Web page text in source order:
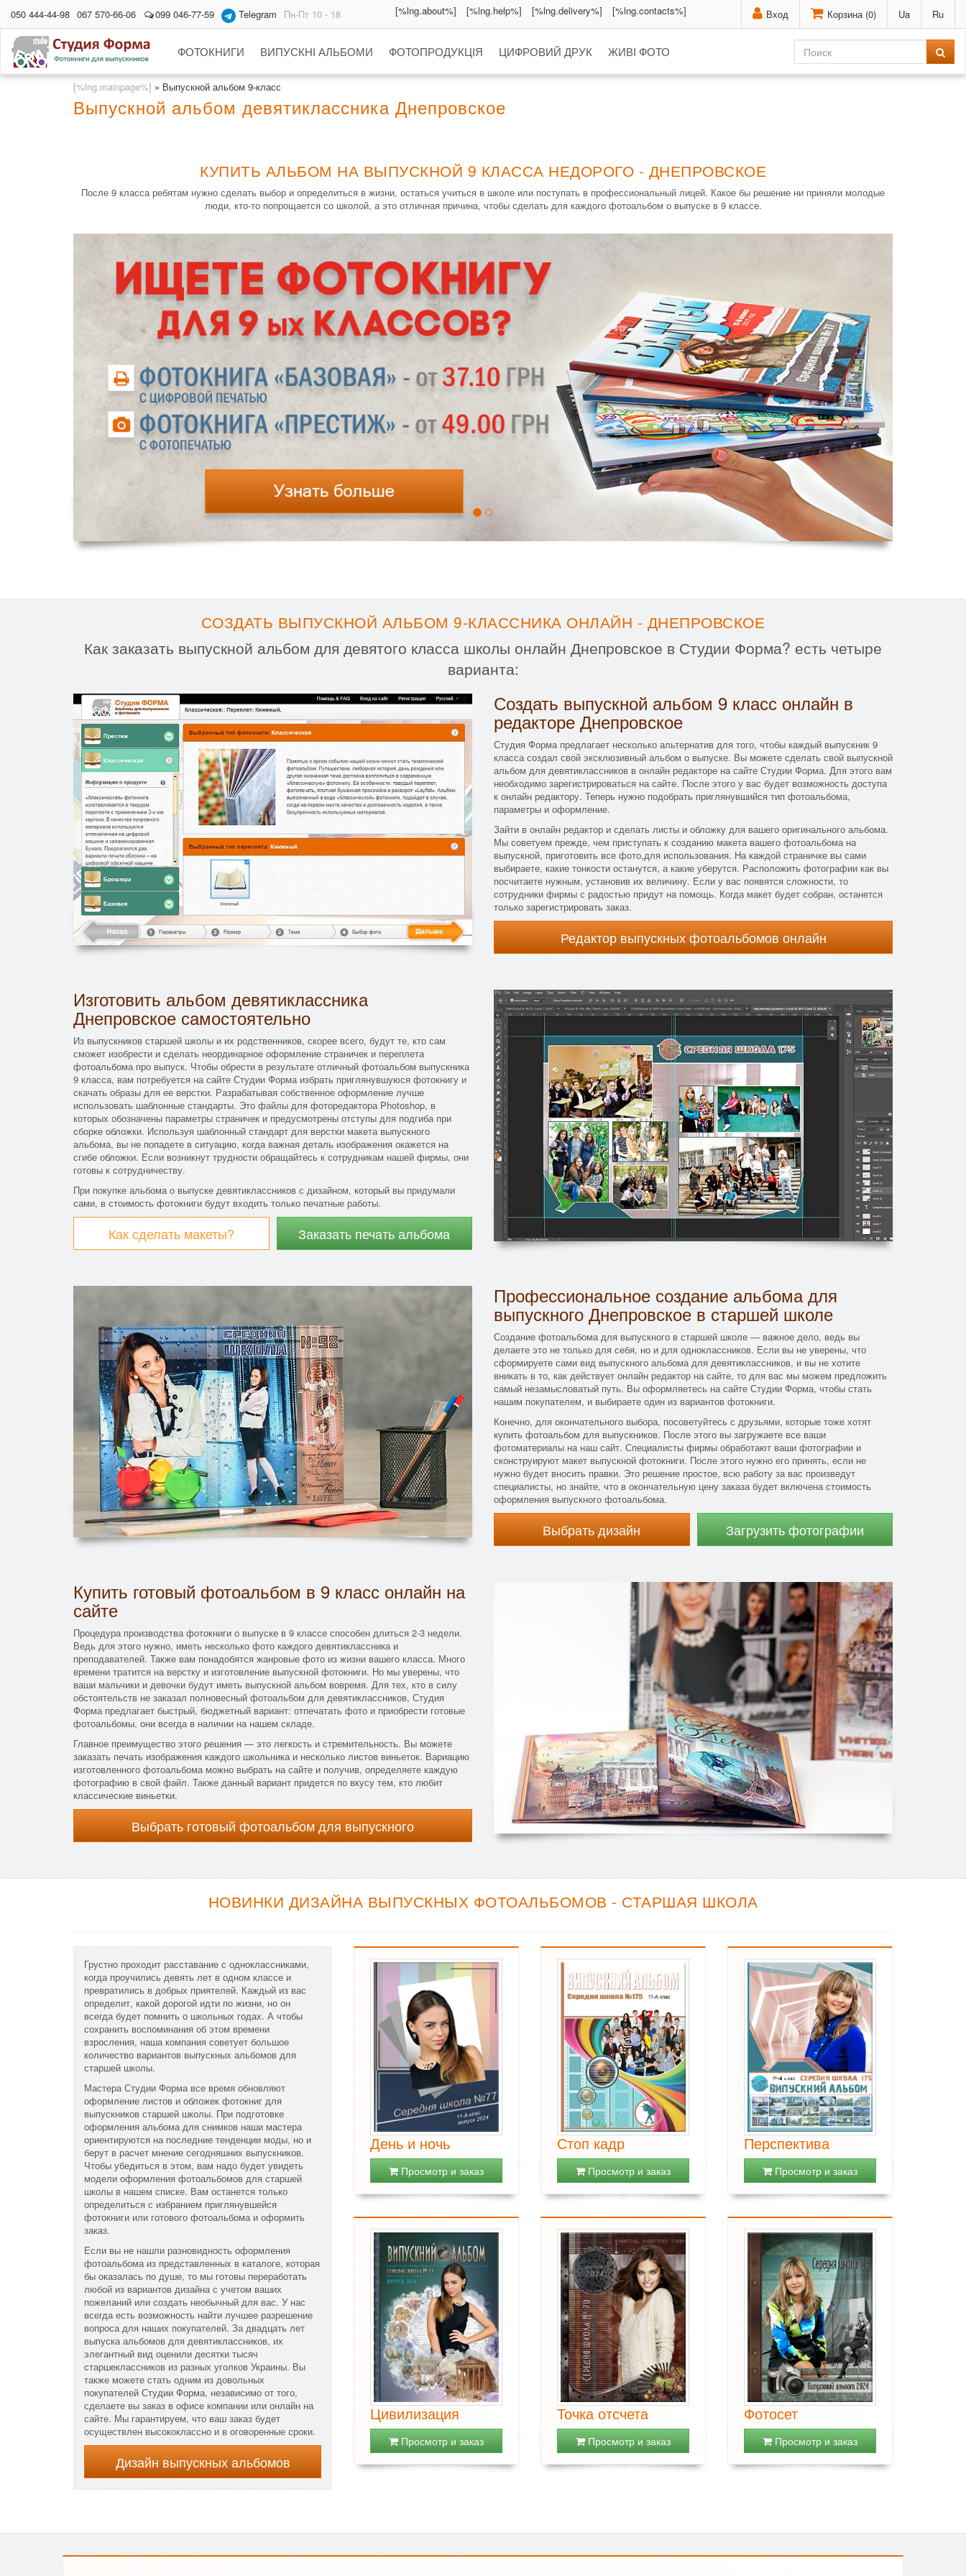
Вход Корзина (0) Ua Ru
050 444-44-98 067 570-66-06 099 046-77-59 Telegram Пн-Пт 10 - 18 [%lng.about%] [%lng.help%] [%lng.delivery%] [%lng.contacts%]
ФОТОКНИГИ ВИПУСКНІ АЛЬБОМИ ФОТОПРОДУКЦІЯ ЦИФРОВИЙ ДРУК ЖИВІ ФОТО
[%lng.mainpage%] » Выпускной альбом 9-класс
Выпускной альбом девятиклассника Днепровское
КУПИТЬ АЛЬБОМ НА ВЫПУСКНОЙ 9 КЛАССА НЕДОРОГО - ДНЕПРОВСКОЕ
После 9 класса ребятам нужно сделать выбор и определиться в жизни, остаться учиться в школе или поступать в профессиональный лицей. Какое бы решение ни приняли молодые
люди, кто-то попрощается со школой, а это отличная причина, чтобы сделать для каждого фотоальбом о выпуске в 9 классе.
СОЗДАТЬ ВЫПУСКНОЙ АЛЬБОМ 9-КЛАССНИКА ОНЛАЙН - ДНЕПРОВСКОЕ
Как заказать выпускной альбом для девятого класса школы онлайн Днепровское в Студии Форма? есть четыре
варианта:
Создать выпускной альбом 9 класс онлайн в
редакторе Днепровское
Студия Форма предлагает несколько альтернатив для того, чтобы каждый выпускник 9
класса создал свой эксклюзивный альбом о выпуске. Вы можете сделать свой выпускной
альбом для девятиклассников в онлайн редакторе на сайте Студии Форма. Для этого вам
необходимо зарегистрироваться на сайте. После этого у вас будет возможность доступа
к онлайн редактору. Теперь нужно подобрать приглянувшийся тип фотоальбома,
параметры и оформление.
Зайти в онлайн редактор и сделать листы и обложку для вашего оригинального альбома.
Мы советуем прежде, чем приступать к созданию макета вашего фотоальбома на
выпускной, приготовить все фото,для использования. На каждой страничке вы сами
выбираете, какие тонкости останутся, а какие уберутся. Расположить фотографии как вы
посчитаете нужным, установив их величину. Если у вас появятся сложности, то
сотрудники фирмы с радостью придут на помощь. Когда макет будет собран, останется
только зарегистрировать заказ.
Редактор выпускных фотоальбомов онлайн
Изготовить альбом девятиклассника
Днепровское самостоятельно
Из выпускников старшей школы и их родственников, скорее всего, будут те, кто сам
сможет изобрести и сделать неординарное оформление страничек и переплета
фотоальбома про выпуск. Чтобы обрести в результате отличный фотоальбом выпускника
9 класса, вам потребуется на сайте Студии Форма избрать приглянувшуюся фотокнигу и
скачать образы для ее верстки. Разрабатывая собственное оформление лучше
использовать шаблонные стандарты. Это файлы для фоторедактора Photoshop, в
которых обозначены параметры страничек и предусмотрены отступы для подгиба при
сборке обложки. Используя шаблонный стандарт для верстки макета выпускного
альбома, вы не попадете в ситуацию, когда важная деталь изображения окажется на
сгибе обложки. Если возникнут трудности обращайтесь к сотрудникам нашей фирмы, они
готовы к сотрудничеству.
При покупке альбома о выпуске девятиклассников с дизайном, который вы придумали
сами, в стоимость фотокниги будут входить только печатные работы.
Как сделать макеты? Заказать печать альбома
Профессиональное создание альбома для
выпускного Днепровское в старшей школе
Создание фотоальбома для выпускного в старшей школе — важное дело, ведь вы
делаете это не только для себя, но и для одноклассников. Если вы не уверены, что
сформируете сами вид выпускного альбома для девятиклассников, и вы не хотите
вникать в то, как действует онлайн редактор на сайте, то для вас мы можем предложить
самый незамысловатый путь. Вы оформляетесь на сайте Студии Форма, чтобы стать
нашим покупателем, и выбираете один из вариантов фотокниги.
Конечно, для окончательного выбора, посоветуйтесь с друзьями, которые тоже хотят
купить фотоальбом для выпускников. После этого вы загружаете все ваши
фотоматериалы на наш сайт. Специалисты фирмы обработают ваши фотографии и
сконструируют макет выпускной фотокниги. После этого нужно его принять, если не
нужно будет вносить правки. Это решение простое, всю работу за вас произведут
специалисты, но знайте, что в окончательную цену заказа будет включена стоимость
оформления выпускного фотоальбома.
Выбрать дизайн Загрузить фотографии
Купить готовый фотоальбом в 9 класс онлайн на
сайте
Процедура производства фотокниги о выпуске в 9 классе способен длиться 2-3 недели.
Ведь для этого нужно, иметь несколько фото каждого девятиклассника и
преподавателей. Также вам понадобятся жанровые фото из жизни вашего класса. Много
времени тратится на верстку и изготовление выпускной фотокниги. Но мы уверены, что
ваши мальчики и девочки будут иметь выпускной альбом вовремя. Для тех, кто в силу
обстоятельств не заказал полновесный фотоальбом для девятиклассников, Студия
Форма предлагает быстрый, бюджетный вариант: отпечатать фото и приобрести готовые
фотоальбомы, они всегда в наличии на нашем складе.
Главное преимущество этого решения — это легкость и стремительность. Вы можете
заказать печать изображения каждого школьника и несколько листов виньеток. Вариацию
изготовленного фотоальбома можно выбрать на сайте и получив, определяете каждую
фотографию в свой файл. Также данный вариант придется по вкусу тем, кто любит
классические виньетки.
Выбрать готовый фотоальбом для выпускного
НОВИНКИ ДИЗАЙНА ВЫПУСКНЫХ ФОТОАЛЬБОМОВ - СТАРШАЯ ШКОЛА
Грустно проходит расставание с одноклассниками,
когда проучились девять лет в одном классе и
превратились в добрых приятелей. Каждый из вас
определит, какой дорогой идти по жизни, но он
всегда будет помнить о школьных годах. А чтобы
сохранить воспоминания об этом времени
взросления, наша компания советует большое
количество вариантов выпускных альбомов для
старшей школы.
Мастера Студии Форма все время обновляют
оформление листов и обложек фотокниг для
выпускников старшей школы. При подготовке
оформления альбома для снимков наши мастера
ориентируются на последние тенденции моды, но и
берут в расчет мнение сегодняшних выпускников.
Чтобы убедиться в этом, вам надо будет увидеть
модели оформления фотоальбомов для старшей
школы в нашем списке. Вам останется только
определиться с избранием приглянувшейся
фотокниги или готового фотоальбома и оформить
заказ.
Если вы не нашли разновидность оформления
фотоальбома из представленных в каталоге, которая
бы оказалась по душе, то мы готовы переработать
любой из вариантов дизайна с учетом ваших
пожеланий или создать необычный для вас. У нас
всегда есть возможность найти лучшее разрешение
вопроса для наших покупателей. За двадцать лет
выпуска альбомов для девятиклассников, их
элегантный вид оценили десятки тысяч
старшеклассников из разных уголков Украины. Вы
также можете стать одним из довольных
покупателей Студии Форма, независимо от того,
сделаете вы заказ в офисе компании или онлайн на
сайте. Мы гарантируем, что ваш заказ будет
осуществлен высококлассно и в оговоренные сроки.
Дизайн выпускных альбомов
День и ночь
Просмотр и заказ
Стоп кадр
Просмотр и заказ
Перспектива
Просмотр и заказ
Цивилизация
Просмотр и заказ
Точка отсчета
Просмотр и заказ
Фотосет
Просмотр и заказ